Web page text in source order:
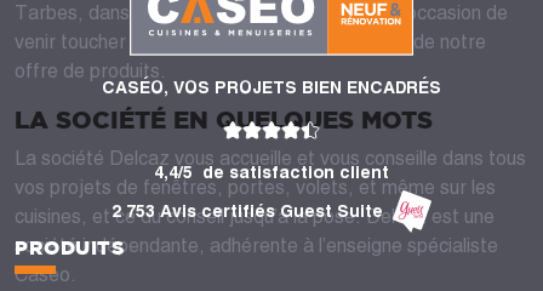
Tarbes, dans la région Occitanie, c’est aussi l’occasion de
venir toucher et faire l’expérience de la qualité de notre
offre de produits.
LA SOCIÉTÉ EN QUELQUES MOTS
La société Delcaz vous accueille et vous conseille dans tous
vos projets de fenêtres, portes, volets, et même sur les
cuisines, et ce du conseil jusqu’à la pose. Delcaz est une
société indépendante, adhérente à l’enseigne spécialiste
Caséo.
CASÉO, VOS PROJETS BIEN ENCADRÉS
4,4/5
de satisfaction client
2 753 Avis certifiés Guest Suite
PRODUITS